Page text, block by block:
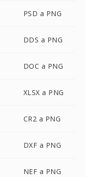
PSD a PNG
DDS a PNG
DOC a PNG
XLSX a PNG
CR2 a PNG
DXF a PNG
NEF a PNG